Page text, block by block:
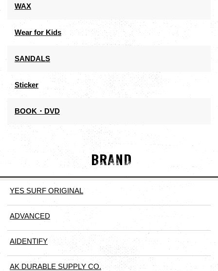
WAX
Wear for Kids
SANDALS
Sticker
BOOK・DVD
BRAND
YES SURF ORIGINAL
ADVANCED
AIDENTIFY
AK DURABLE SUPPLY CO.